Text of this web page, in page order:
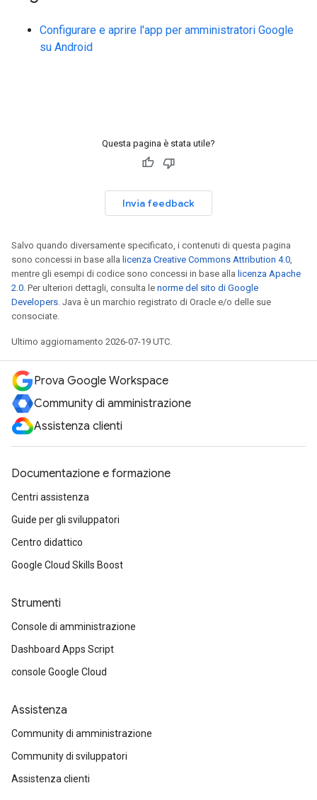
Configurare e aprire l'app per amministratori Google
su Android
Questa pagina è stata utile?
Invia feedback
Salvo quando diversamente specificato, i contenuti di questa pagina
sono concessi in base alla licenza Creative Commons Attribution 4.0
mentre gli esempi di codice sono concessi in base alla licenza Apache
2.0 . Per ulteriori dettagli, consulta le norme del sito di Google
Developers . Java è un marchio registrato di Oracle e/o delle sue
consociate.
Ultimo aggiornamento 2026-07-19 UTC.
Prova Google Workspace
Community di amministrazione
Assistenza clienti
Documentazione e formazione
Centri assistenza
Guide per gli sviluppatori
Centro didattico
Google Cloud Skills Boost
Strumenti
Console di amministrazione
Dashboard Apps Script
console Google Cloud
Assistenza
Community di amministrazione
Community di sviluppatori
Assistenza clienti